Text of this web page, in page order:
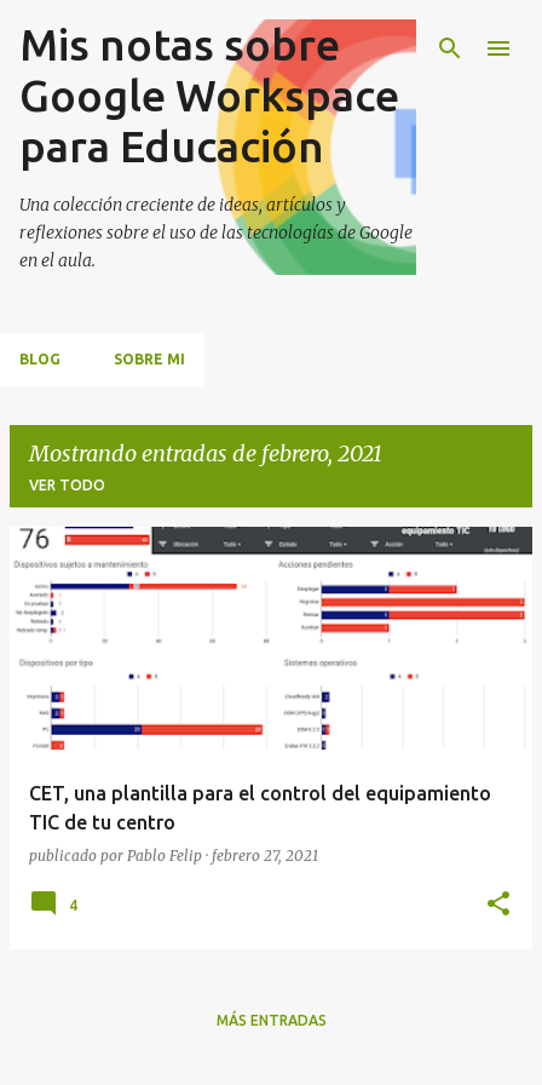
Ir al contenido principal
Mis notas sobre
Google Workspace
para Educación
Una colección creciente de ideas, artículos y
reflexiones sobre el uso de las tecnologías de Google
en el aula.
BLOG SOBRE MI
Mostrando entradas de febrero, 2021
VER TODO
E
CET, una plantilla para el control del equipamiento
TIC de tu centro
publicado por Pablo Felip · febrero 27, 2021
4
MÁS ENTRADAS